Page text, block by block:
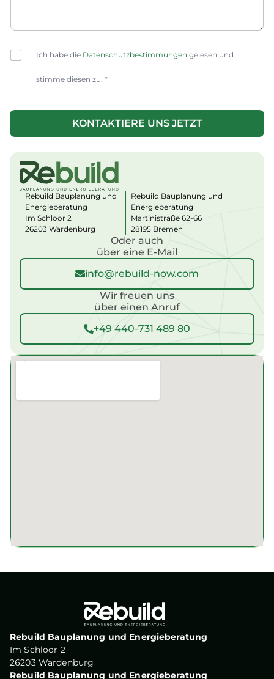
C
h
s
*
Ich habe die Datenschutzbestimmungen gelesen und
stimme diesen zu. *
KONTAKTIERE UNS JETZT
lt
e
Rebuild Bauplanung und
Energieberatung
Im Schloor 2
26203 Wardenburg
Rebuild Bauplanung und
Energieberatung
Martinistraße 62-66
28195 Bremen
Wir freuen uns
über einen Anruf
+49 440-731 489 80
Oder auch
über eine E-Mail
info@rebuild-now.com
Rebuild Bauplanung und Energieberatung
Im Schloor 2
26203 Wardenburg
Rebuild Bauplanung und Energieberatung